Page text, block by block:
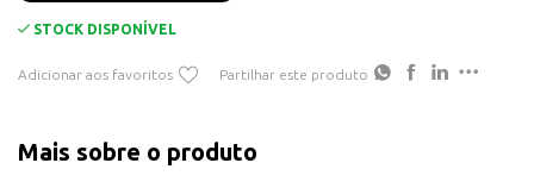
STOCK DISPONÍVEL
Adicionar aos favoritos Partilhar este produto
Mais sobre o produto